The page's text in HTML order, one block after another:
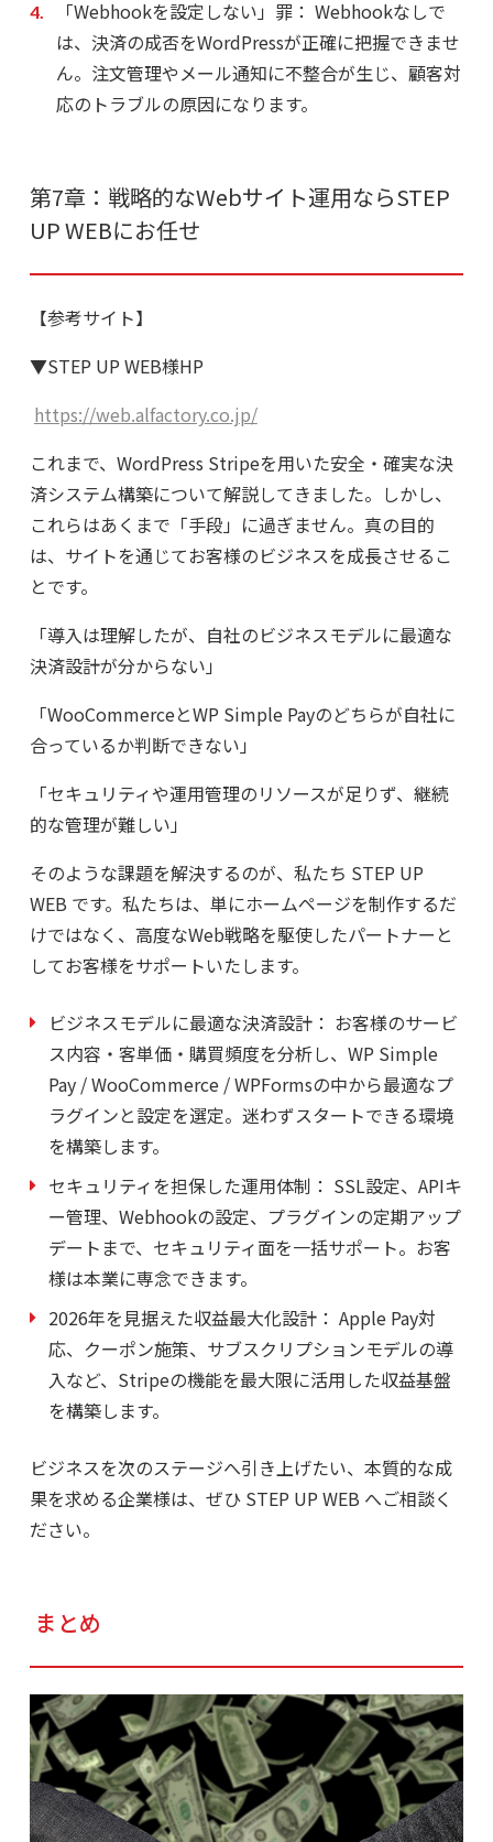
「Webhookを設定しない」罪： Webhookなしで
は、決済の成否をWordPressが正確に把握できませ
ん。注文管理やメール通知に不整合が生じ、顧客対
応のトラブルの原因になります。
第7章：戦略的なWebサイト運用ならSTEP
UP WEBにお任せ
【参考サイト】
▼STEP UP WEB様HP
https://web.alfactory.co.jp/
これまで、 WordPress Stripeを用いた安全・確実な決
済システム構築について解説してきました。しかし、
これらはあくまで「手段」に過ぎません。真の目的
は、サイトを通じてお客様のビジネスを成長させるこ
とです。
「導入は理解したが、自社のビジネスモデルに最適な
決済設計が分からない」
「WooCommerceとWP Simple Payのどちらが自社に
合っているか判断できない」
「セキュリティや運用管理のリソースが足りず、継続
的な管理が難しい」
そのような課題を解決するのが、私たち STEP UP
WEB です。私たちは、単にホームページを制作するだ
けではなく、高度なWeb戦略を駆使したパートナーと
してお客様をサポートいたします。
ビジネスモデルに最適な決済設計： お客様のサービ
ス内容・客単価・購買頻度を分析し、WP Simple
Pay / WooCommerce / WPFormsの中から最適なプ
ラグインと設定を選定。迷わずスタートできる環境
を構築します。
セキュリティを担保した運用体制： SSL設定、APIキ
ー管理、Webhookの設定、プラグインの定期アップ
デートまで、セキュリティ面を一括サポート。お客
様は本業に専念できます。
2026年を見据えた収益最大化設計： Apple Pay対
応、クーポン施策、サブスクリプションモデルの導
入など、Stripeの機能を最大限に活用した収益基盤
を構築します。
ビジネスを次のステージへ引き上げたい、本質的な成
果を求める企業様は、ぜひ STEP UP WEB へご相談く
ださい。
まとめ